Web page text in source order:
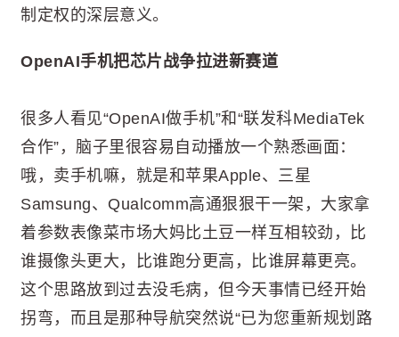
制定权的深层意义。
OpenAI手机把芯片战争拉进新赛道
很多人看见“OpenAI做手机”和“联发科MediaTek
合作”，脑子里很容易自动播放一个熟悉画面：
哦，卖手机嘛，就是和苹果Apple、三星
Samsung、Qualcomm高通狠狠干一架，大家拿
着参数表像菜市场大妈比土豆一样互相较劲，比
谁摄像头更大，比谁跑分更高，比谁屏幕更亮。
这个思路放到过去没毛病，但今天事情已经开始
拐弯，而且是那种导航突然说“已为您重新规划路